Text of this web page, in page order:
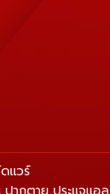
แวร์